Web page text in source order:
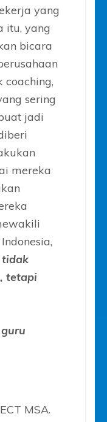
yang
itu, yang
bicara
coaching,
sering
jadi
mereka
tidak
tetapi
MSA.